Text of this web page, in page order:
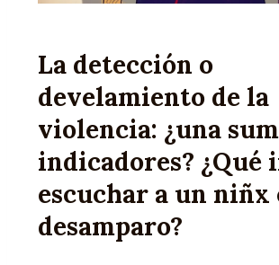
La detección o
develamiento de la
violencia: ¿una
indicadores? ¿Qué
escuchar a un niñx
desamparo?